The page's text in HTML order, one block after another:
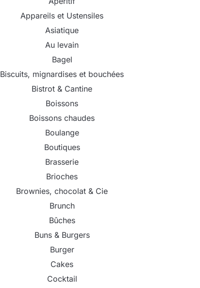
Appareils et Ustensiles
Asiatique
Au levain
Bagel
Biscuits, mignardises et bouchées
Bistrot & Cantine
Boissons
Boissons chaudes
Boulange
Boutiques
Brasserie
Brioches
Brownies, chocolat & Cie
Brunch
Bûches
Buns & Burgers
Burger
Cakes
Cocktail